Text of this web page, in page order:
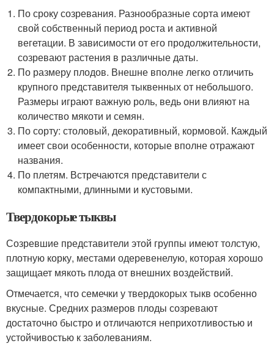
По сроку созревания. Разнообразные сорта имеют
свой собственный период роста и активной
вегетации. В зависимости от его продолжительности,
созревают растения в различные даты.
По размеру плодов. Внешне вполне легко отличить
крупного представителя тыквенных от небольшого.
Размеры играют важную роль, ведь они влияют на
количество мякоти и семян.
По сорту: столовый, декоративный, кормовой. Каждый
имеет свои особенности, которые вполне отражают
названия.
По плетям. Встречаются представители с
компактными, длинными и кустовыми.
Твердокорые тыквы
Созревшие представители этой группы имеют толстую,
плотную корку, местами одеревенелую, которая хорошо
защищает мякоть плода от внешних воздействий.
Отмечается, что семечки у твердокорых тыкв особенно
вкусные. Средних размеров плоды созревают
достаточно быстро и отличаются неприхотливостью и
устойчивостью к заболеваниям.